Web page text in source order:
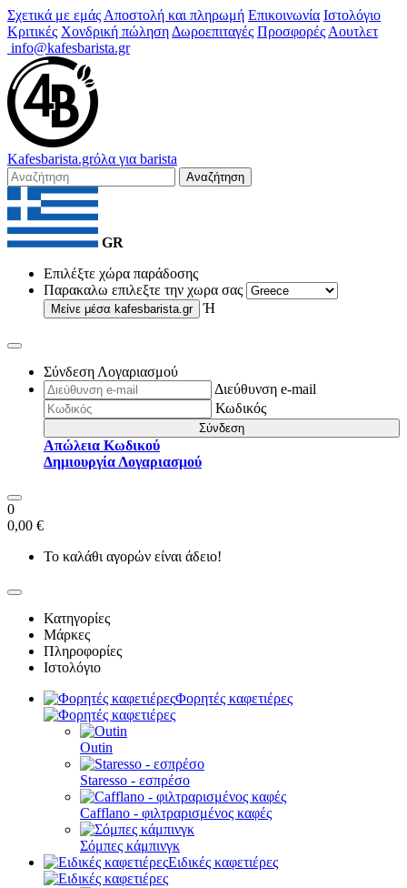
Σχετικά με εμάς Αποστολή και πληρωμή Επικοινωνία Ιστολόγιο
Κριτικές Χονδρική πώληση Δωροεπιταγές Προσφορές Αουτλετ
info@kafesbarista.gr
Kafesbarista.grόλα για barista
Αναζήτηση
GR
Επιλέξτε χώρα παράδοσης
Παρακαλω επιλεξτε την χωρα σας
Μείνε μέσα kafesbarista.gr Ή
Σύνδεση Λογαριασμού
Διεύθυνση e-mail
Κωδικός
Σύνδεση
Απώλεια Κωδικού
Δημιουργία Λογαριασμού
0
0,00 €
Το καλάθι αγορών είναι άδειο!
Κατηγορίες
Μάρκες
Πληροφορίες
Ιστολόγιο
Φορητές καφετιέρες
Outin
Staresso - εσπρέσο
Cafflano - φιλτραρισμένος καφές
Σόμπες κάμπινγκ
Ειδικές καφετιέρες